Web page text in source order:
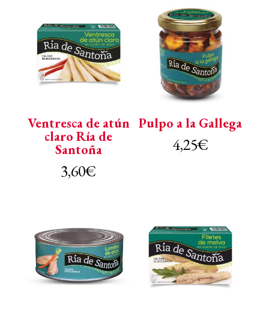
Ventresca de atún
claro Ría de
Santoña
3,60€
Pulpo a la Gallega
4,25€